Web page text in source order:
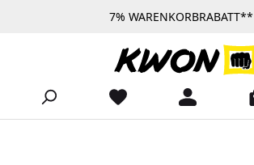
Zum Hauptinhalt springen7% WARENKORBRABATT**